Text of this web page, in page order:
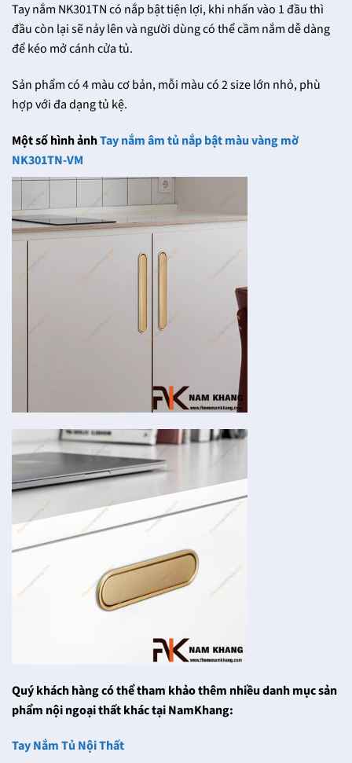
Tay nắm NK301TN có nắp bật tiện lợi, khi nhấn vào 1 đầu thì
đầu còn lại sẽ nảy lên và người dùng có thể cầm nắm dễ dàng
để kéo mở cánh cửa tủ.
Sản phẩm có 4 màu cơ bản, mỗi màu có 2 size lớn nhỏ, phù
hợp với đa dạng tủ kệ.
Một số hình ảnhTay nắm âm tủ nắp bật màu vàng mờ
NK301TN-VM
Quý khách hàng có thể tham khảo thêm nhiều danh mục sản
phẩm nội ngoại thất khác tại NamKhang:
Tay Nắm Tủ Nội Thất